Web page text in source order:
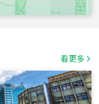
看更多